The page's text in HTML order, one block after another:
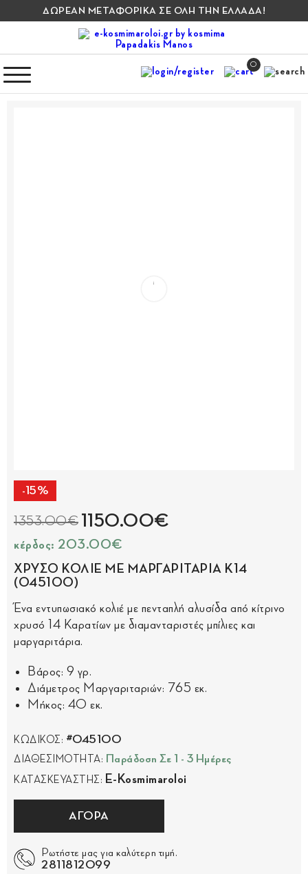
ΔΩΡΕΑΝ ΜΕΤΑΦΟΡΙΚΑ ΣΕ ΟΛΗ ΤΗΝ ΕΛΛΑΔΑ!
0
-15%
1353.00€ 1150.00€
κέρδος: 203.00€
ΧΡΥΣΟ ΚΟΛΙΕ ΜΕ ΜΑΡΓΑΡΙΤΑΡΙΑ Κ14
(045100)
Ένα εντυπωσιακό κολιέ με πενταπλή αλυσίδα από κίτρινο
χρυσό 14 Καρατίων με διαμανταριστές μπίλιες και
μαργαριτάρια.
Βάρος: 9 γρ.
Διάμετρος Μαργαριταριών: 765 εκ.
Μήκος: 40 εκ.
ΚΩΔΙΚΟΣ: #045100
ΔΙΑΘΕΣΙΜΟΤΗΤΑ: Παράδοση Σε 1 - 3 Ημέρες
ΚΑΤΑΣΚΕΥΑΣΤΗΣ: E-Kosmimaroloi
ΑΓΟΡΑ
Ρωτήστε μας για καλύτερη τιμή.
2811812099